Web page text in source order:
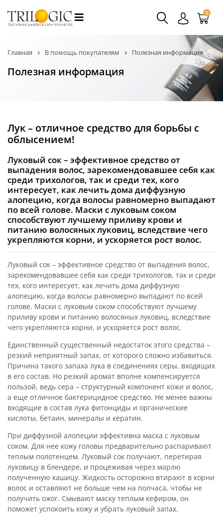
0
Главная В помощь покупателям Полезная информация
Полезная информация
Лук – отличное средство для борьбы с
облысением!
Луковый сок – эффективное средство от
выпадения волос, зарекомендовавшее себя как
среди трихологов, так и среди тех, кого
интересует, как лечить дома диффузную
алопецию, когда волосы равномерно выпадают
по всей голове. Маски с луковым соком
способствуют лучшему приливу крови и
питанию волосяных луковиц, вследствие чего
укрепляются корни, и ускоряется рост волос.
Луковый сок – эффективное средство от выпадения волос,
зарекомендовавшее себя как среди трихологов, так и среди
тех, кого интересует, как лечить дома диффузную
алопецию, когда волосы равномерно выпадают по всей
голове. Маски с луковым соком способствуют лучшему
приливу крови и питанию волосяных луковиц, вследствие
чего укрепляются корни, и ускоряется рост волос.
Единственный существенный недостаток этого средства –
резкий неприятный запах, от которого сложно избавиться.
Причина такого запаха лука в соединениях серы, входящих
в его состав. Но резкий аромат вполне компенсируется
пользой, ведь сера – структурный компонент кожи и волос,
а еще отличное бактерицидное средство. Не менее важны
входящие в состав лука фитонциды и органические
кислоты, бетаин, минералы и кератин.
При диффузной алопеции эффективна маска с луковым
соком. Для нее кожу головы предварительно распаривают
теплым полотенцем. Луковый сок получают, перетирая
луковицу в блендере, и процеживая через марлю
полученную кашицу. Жидкость осторожно втирают в корни
волос и оставляют не больше чем на полчаса, чтобы не
получить ожог. Смывают маску теплым кефиром, он
поможет успокоить кожу и убрать луковый запах.